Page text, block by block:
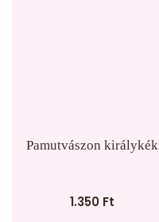
Pamutvászon királykék
1.350 Ft